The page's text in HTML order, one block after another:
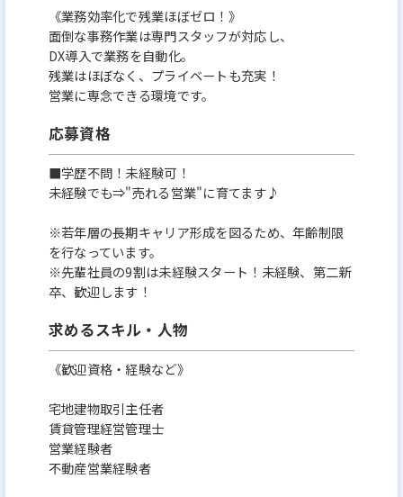
上げ予定。
今の賃貸営業経験を“次のステージ”へ広げたい方を
お待ちしています。
◇現在賃貸営業をしている方、高級賃貸に挑戦した
い方も大歓迎♪
《業務効率化で残業ほぼゼロ！》
面倒な事務作業は専門スタッフが対応し、
DX導入で業務を自動化。
残業はほぼなく、プライベートも充実！
営業に専念できる環境です。
応募資格
■学歴不問！未経験可！
未経験でも⇒"売れる営業"に育てます♪
※若年層の長期キャリア形成を図るため、年齢制限
を行なっています。
※先輩社員の9割は未経験スタート！未経験、第二新
卒、歓迎します！
求めるスキル・人物
《歓迎資格・経験など》
宅地建物取引主任者
賃貸管理経営管理士
営業経験者
不動産営業経験者